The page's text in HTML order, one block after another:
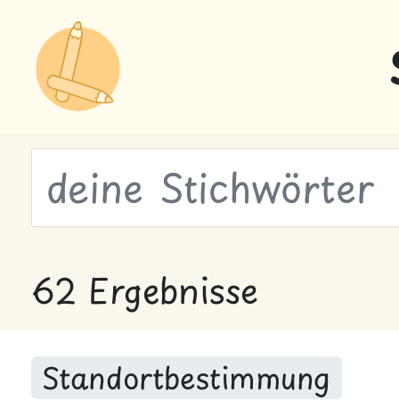
62 Ergebnisse
Standortbestimmung
wähle Labels